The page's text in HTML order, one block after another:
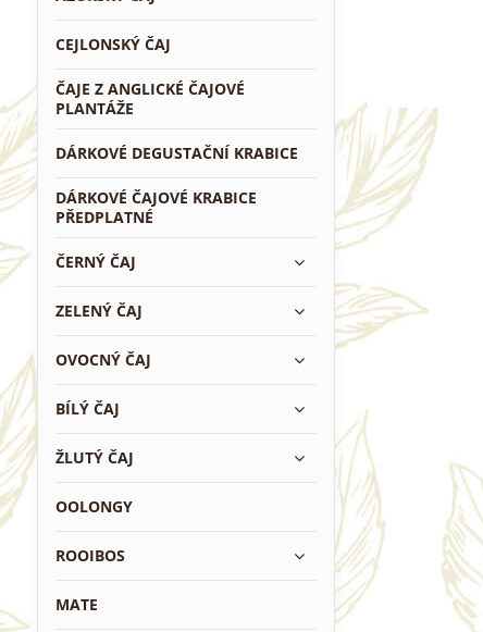
CEJLONSKÝ ČAJ
ČAJE Z ANGLICKÉ ČAJOVÉ
PLANTÁŽE
DÁRKOVÉ DEGUSTAČNÍ KRABICE
DÁRKOVÉ ČAJOVÉ KRABICE
PŘEDPLATNÉ
ČERNÝ ČAJ
ZELENÝ ČAJ
OVOCNÝ ČAJ
BÍLÝ ČAJ
ŽLUTÝ ČAJ
OOLONGY
ROOIBOS
MATE